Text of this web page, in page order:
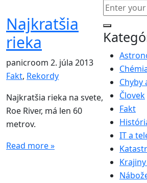
Najkratšia
rieka
panicroom 2. júla 2013
Fakt, Rekordy
Najkratšia rieka na svete,
Roe River, má len 60
metrov.
Read more »
Chyby
Človek
Fakt
IT a